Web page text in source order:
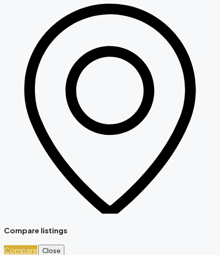
Compare listings
Compare Close